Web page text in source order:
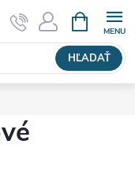
HĽADAŤ
KOŠÍK